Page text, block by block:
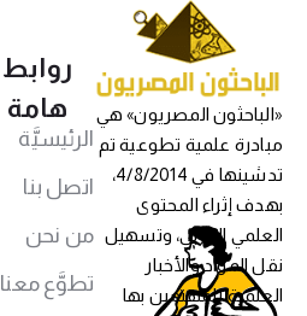
«الباحثون المصريون» هي
مبادرة علمية تطوعية تم
تدشينها في 4/8/2014،
بهدف إثراء المحتوى
العلمي العربي، وتسهيل
نقل المواد والأخبار
العلمية للمهتمين بها
روابط
هامة
الرئيسيَّة
اتصل بنا
من نحن
تطوَّع معنا